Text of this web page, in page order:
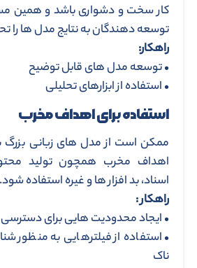
کار سخت و دشواری باشد و همین
توسعه دهندگان به نتایج مدل ها را
راهکار:
• توسعه مدل های قابل توضیح
• استفاده از ابزارهای تحلیلی
استفاده برای اهداف مخرب
ممکن است از مدل های زبانی بزرگ
اهداف مخرب همچون تولید
اسناد، بد افزار ها و غیره استفاده شود.
راهکار :
• ایجاد محدودیت هایی برای دسترسی
• استفاده از فیلترهایی به منظور
ناک